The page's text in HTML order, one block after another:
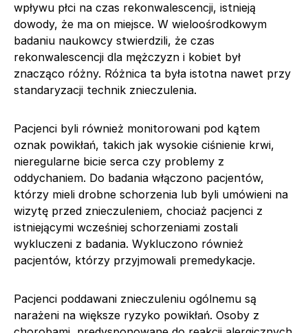
wpływu płci na czas rekonwalescencji, istnieją
dowody, że ma on miejsce. W wieloośrodkowym
badaniu naukowcy stwierdzili, że czas
rekonwalescencji dla mężczyzn i kobiet był
znacząco różny. Różnica ta była istotna nawet przy
standaryzacji technik znieczulenia.
Pacjenci byli również monitorowani pod kątem
oznak powikłań, takich jak wysokie ciśnienie krwi,
nieregularne bicie serca czy problemy z
oddychaniem. Do badania włączono pacjentów,
którzy mieli drobne schorzenia lub byli umówieni na
wizytę przed znieczuleniem, chociaż pacjenci z
istniejącymi wcześniej schorzeniami zostali
wykluczeni z badania. Wykluczono również
pacjentów, którzy przyjmowali premedykacje.
Pacjenci poddawani znieczuleniu ogólnemu są
narażeni na większe ryzyko powikłań. Osoby z